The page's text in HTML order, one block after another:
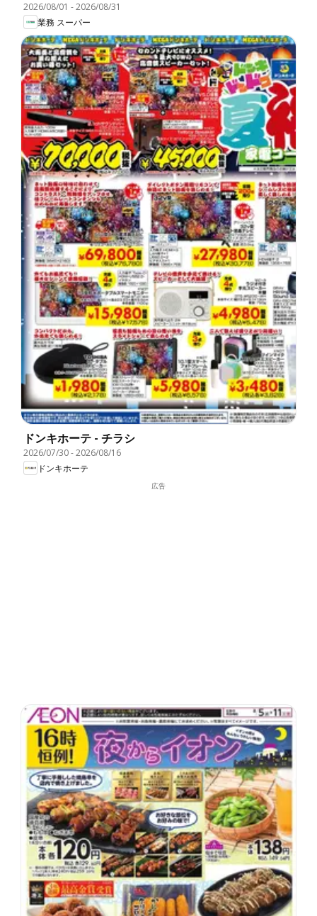
2026/08/01 -2026/08/31
業務 スーパー
ドンキホーテ - チラシ
2026/07/30-2026/08/16
ドンキホーテ
広告